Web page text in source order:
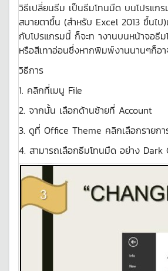
วิธีเปลี่ยนธีม เป็นธีมโทนมืด บนโปรแก
สบายตาขึ้น (สำหรับ Excel 2013 ขึ้นไป
กับโปรแกรมนี้ ก็จะท างานบนหน้าจอธีม
หรือสีเทาอ่อนซึ่งหากพิมพ์งานนานๆก็อ
วิธีการ
1. คลิกที่เมนู File
2. จากนั้น เลือกด้านซ้ายที่ Account
3. ดูที่ Office Theme คลิกเลือกรายกา
4. สามารถเลือกธีมโทนมืด อย่าง Dark